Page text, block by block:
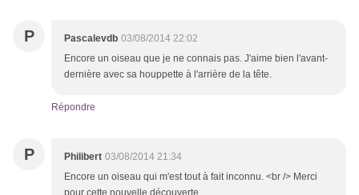
P Pascalevdb 03/08/2014 22:02
Encore un oiseau que je ne connais pas. J'aime bien l'avant-
dernière avec sa houppette à l'arrière de la tête.
Répondre
P Philibert 03/08/2014 21:34
Encore un oiseau qui m'est tout à fait inconnu. <br /> Merci
pour cette nouvelle découverte.